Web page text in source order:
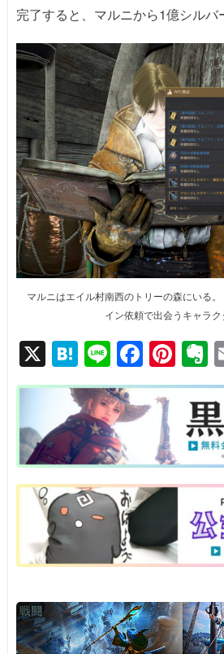
完了すると、マルニから1億シルバ
マルニはエイル村南西のトリーの森にいる
イン依頼で出会うキャラク
X H
at
e
n
a
Li
n
e
F
a
c
b
o
o
k
Pi
nt
er
e
st
E
v
n
e